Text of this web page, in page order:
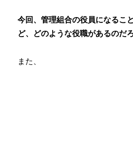
今回、管理組合の役員になるこ
ど、どのような役職があるのだ
また、